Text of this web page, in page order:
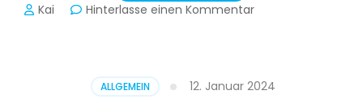
Kai Hinterlasse einen Kommentarzu
Produktion
ALLGEMEIN 12. Januar 2024